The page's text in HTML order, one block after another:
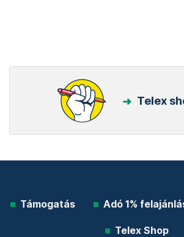
Telex
Támogatás Adó 1%
Telex Shop